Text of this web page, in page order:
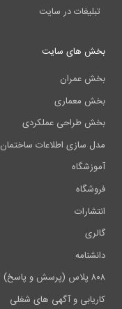
تبلیغات در سایت
بخش های سایت
بخش عمران
بخش معماری
بخش طراحی عملکردی
مدل سازی اطلاعات ساختمان BIM
آموزشگاه
فروشگاه
انتشارات
گالری
دانشنامه
۸۰۸ پلاس (پرسش و پاسخ)
کاریابی و آگهی های شغلی